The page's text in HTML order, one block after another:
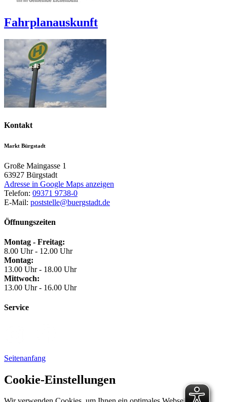
Fahrplanauskunft
Kontakt
Markt Bürgstadt
Große Maingasse 1
63927 Bürgstadt
Adresse in Google Maps anzeigen
Telefon: 09371 9738-0
E-Mail: poststelle@buergstadt.de
Öffnungszeiten
Montag - Freitag:
8.00 Uhr - 12.00 Uhr
Montag:
13.00 Uhr - 18.00 Uhr
Mittwoch:
13.00 Uhr - 16.00 Uhr
Service
Seitenanfang
Cookie-Einstellungen